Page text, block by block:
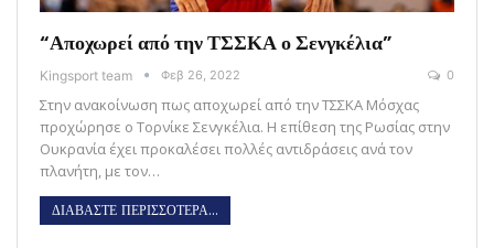
“Αποχωρεί από την ΤΣΣΚΑ ο Σενγκέλια”
Kingsport team Φεβ 26, 2022 0
Στην ανακοίνωση πως αποχωρεί από την ΤΣΣΚΑ Μόσχας
προχώρησε ο Τορνίκε Σενγκέλια. Η επίθεση της Ρωσίας στην
Ουκρανία έχει προκαλέσει πολλές αντιδράσεις ανά τον
πλανήτη, με τον…
ΔΙΑΒΑΣΤΕ ΠΕΡΙΣΣΟΤΕΡΑ...